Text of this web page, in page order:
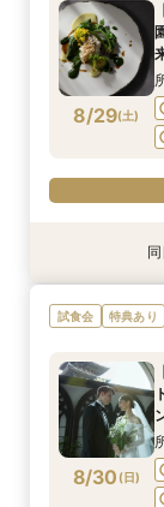
8/28(金)
8/28(金)
8/29(土)
特典あり
8/29(土)
特典あり
8/29(土)
特典あり
8/29(土)
試食会 特典あり
8/30 (日)